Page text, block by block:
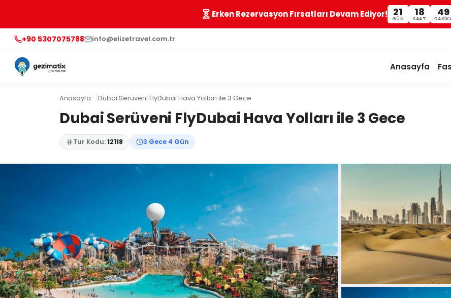
Erken Rezervasyon Fırsatları Devam Ediyor! 21
GÜN
18
SAAT
49
+90 5307075788 info@elizetravel.com.tr
Anasayfa
Anasayfa Dubai Serüveni FlyDubai Hava Yolları ile 3 Gece
Dubai Serüveni FlyDubai Hava Yolları ile 3 Gece
Tur Kodu:12118 3 Gece 4 Gün